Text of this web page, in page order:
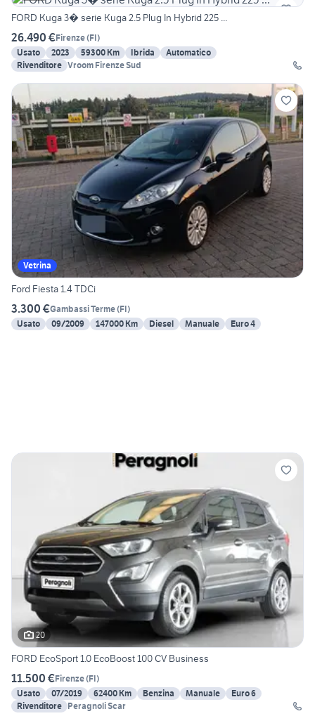
FORD Kuga 3� serie Kuga 2.5 Plug In Hybrid 225 ...
26.490 €Firenze(FI)
Usato
2023 59300 Km Ibrida
Automatico
Rivenditore Vroom Firenze Sud
Vetrina
Ford Fiesta 1.4 TDCi
3.300 €Gambassi Terme(FI)
Usato
09/2009 147000 Km Diesel Manuale Euro 4
20
FORD EcoSport 1.0 EcoBoost 100 CV Business
11.500 €Firenze(FI)
Usato
07/2019 62400 Km Benzina Manuale
Euro 6
Rivenditore Peragnoli Scar